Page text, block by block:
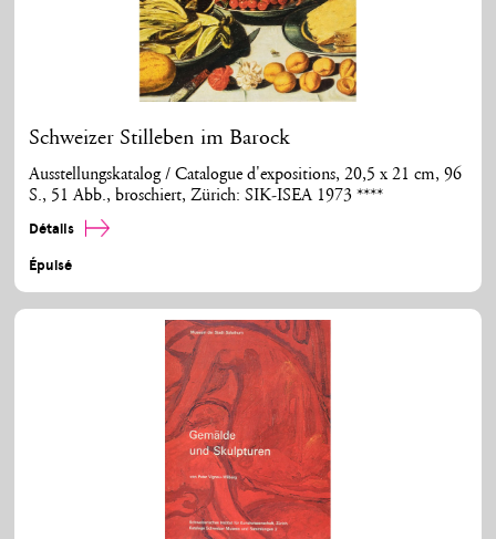
Schweizer Stilleben im Barock
Ausstellungskatalog / Catalogue d'expositions, 20,5 x 21 cm, 96
S., 51 Abb., broschiert, Zürich: SIK-ISEA 1973 ****
Détails
Épuisé